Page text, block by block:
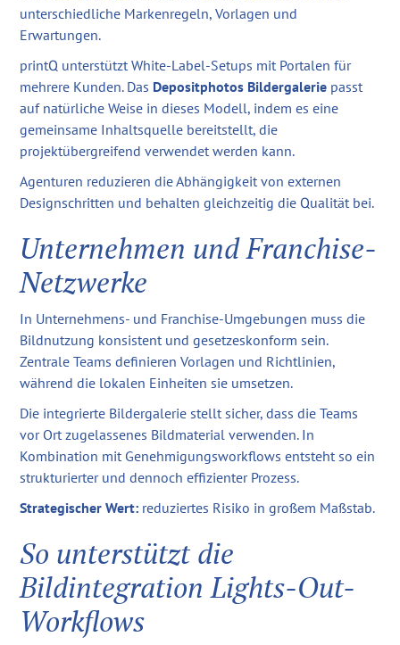
unterschiedliche Markenregeln, Vorlagen und
Erwartungen.
printQ unterstützt White-Label-Setups mit Portalen für
mehrere Kunden. Das Depositphotos Bildergalerie passt
auf natürliche Weise in dieses Modell, indem es eine
gemeinsame Inhaltsquelle bereitstellt, die
projektübergreifend verwendet werden kann.
Agenturen reduzieren die Abhängigkeit von externen
Designschritten und behalten gleichzeitig die Qualität bei.
Unternehmen und Franchise-
Netzwerke
In Unternehmens- und Franchise-Umgebungen muss die
Bildnutzung konsistent und gesetzeskonform sein.
Zentrale Teams definieren Vorlagen und Richtlinien,
während die lokalen Einheiten sie umsetzen.
Die integrierte Bildergalerie stellt sicher, dass die Teams
vor Ort zugelassenes Bildmaterial verwenden. In
Kombination mit Genehmigungsworkflows entsteht so ein
strukturierter und dennoch effizienter Prozess.
Strategischer Wert: reduziertes Risiko in großem Maßstab.
So unterstützt die
Bildintegration Lights-Out-
Workflows